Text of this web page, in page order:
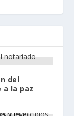
del
la paz